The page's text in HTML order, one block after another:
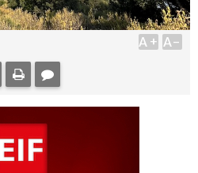
A+ A-